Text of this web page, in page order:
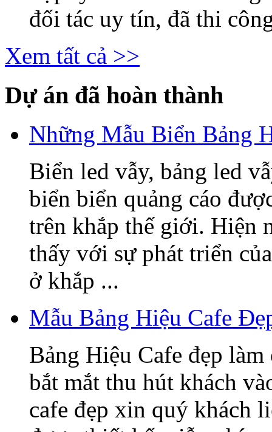
đối tác uy tín, đã thi
Xem tất cả >>
Dự án đã hoàn thành
Những Mẫu Biển Bảng
Biển led vẫy, bảng led
biển biển quảng cáo
trên khắp thế giới. Hiện
thấy với sự phát triển
ở khắp ...
Mẫu Bảng Hiệu Cafe
Bảng Hiệu Cafe đẹp
bắt mắt thu hút khách
cafe đẹp xin quý khách